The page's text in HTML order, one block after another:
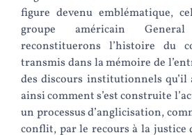
figure devenu emblématique,
groupe américain
reconstituerons l’histoire du
transmis dans la mémoire de
des discours institutionnels qu’il
ainsi comment s’est construite
un processus d’anglicisation,
conflit, par le recours à la justice